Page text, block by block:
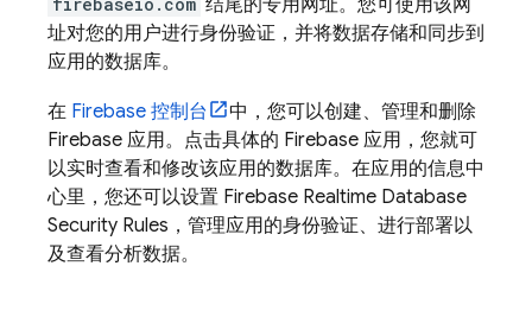
结尾的专用网址。您可使用该网
址对您的用户进行身份验证，并将数据存储和同步到
应用的数据库。
在 Firebase 控制台
中，您可以创建、管理和删除
Firebase 应用。点击具体的 Firebase 应用，您就可
以实时查看和修改该应用的数据库。在应用的信息中
心里，您还可以设置 Firebase Realtime Database
Security Rules ，管理应用的身份验证、进行部署以
及查看分析数据。